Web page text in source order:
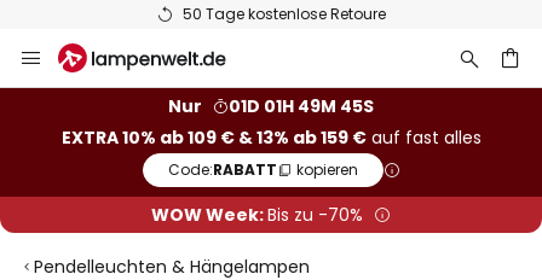
50 Tage kostenlose Retoure
Inhalt
Nur
01D 01H 49M 45S
EXTRA 10% ab 109 € & 13% ab 159 €auf fast alles
Code:RABATT kopieren
WOW Week:Bis zu -70%
Pendelleuchten & Hängelampen